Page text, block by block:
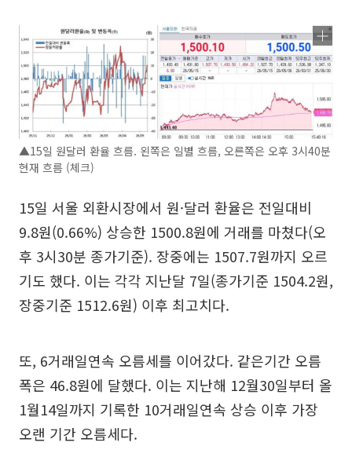
▲15일 원달러 환율 흐름. 왼쪽은 일별 흐름, 오른쪽은 오후 3시40분
현재 흐름 (체크)
15일 서울 외환시장에서 원·달러 환율은 전일대비
9.8원(0.66%) 상승한 1500.8원에 거래를 마쳤다(오
후 3시30분 종가기준). 장중에는 1507.7원까지 오르
기도 했다. 이는 각각 지난달 7일(종가기준 1504.2원,
장중기준 1512.6원) 이후 최고치다.
또, 6거래일연속 오름세를 이어갔다. 같은기간 오름
폭은 46.8원에 달했다. 이는 지난해 12월30일부터 올
1월14일까지 기록한 10거래일연속 상승 이후 가장
오랜 기간 오름세다.